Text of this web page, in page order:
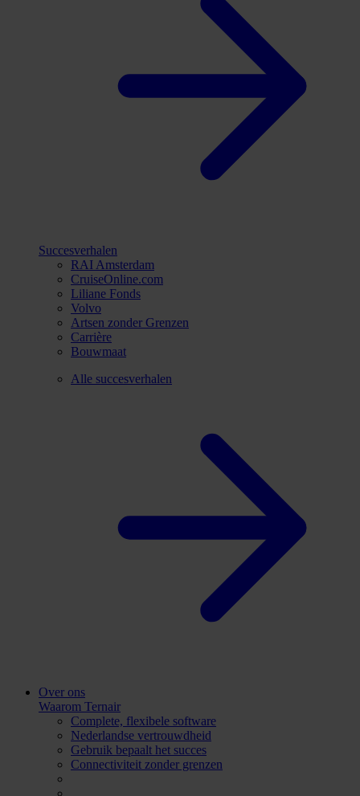
Succesverhalen
RAI Amsterdam
CruiseOnline.com
Liliane Fonds
Volvo
Artsen zonder Grenzen
Carrière
Bouwmaat
Alle succesverhalen
Over ons
Waarom Ternair
Complete, flexibele software
Nederlandse vertrouwdheid
Gebruik bepaalt het succes
Connectiviteit zonder grenzen